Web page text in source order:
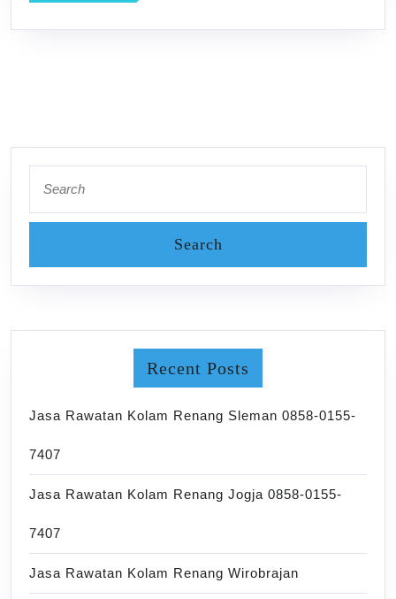
for:
Recent Posts
Jasa Rawatan Kolam Renang Sleman 0858-0155-
7407
Jasa Rawatan Kolam Renang Jogja 0858-0155-
7407
Jasa Rawatan Kolam Renang Wirobrajan